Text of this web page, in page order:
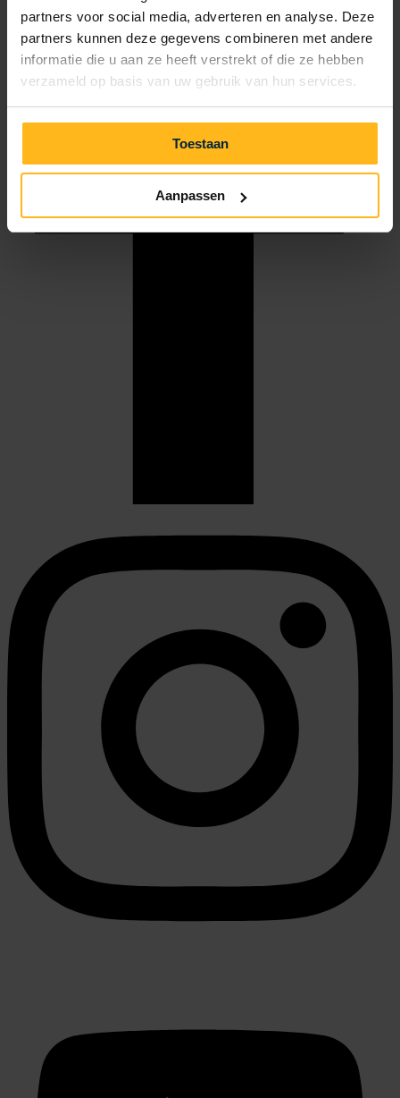
partners voor social media, adverteren en analyse. Deze
partners kunnen deze gegevens combineren met andere
informatie die u aan ze heeft verstrekt of die ze hebben
verzameld op basis van uw gebruik van hun services.
Toestaan
Aanpassen